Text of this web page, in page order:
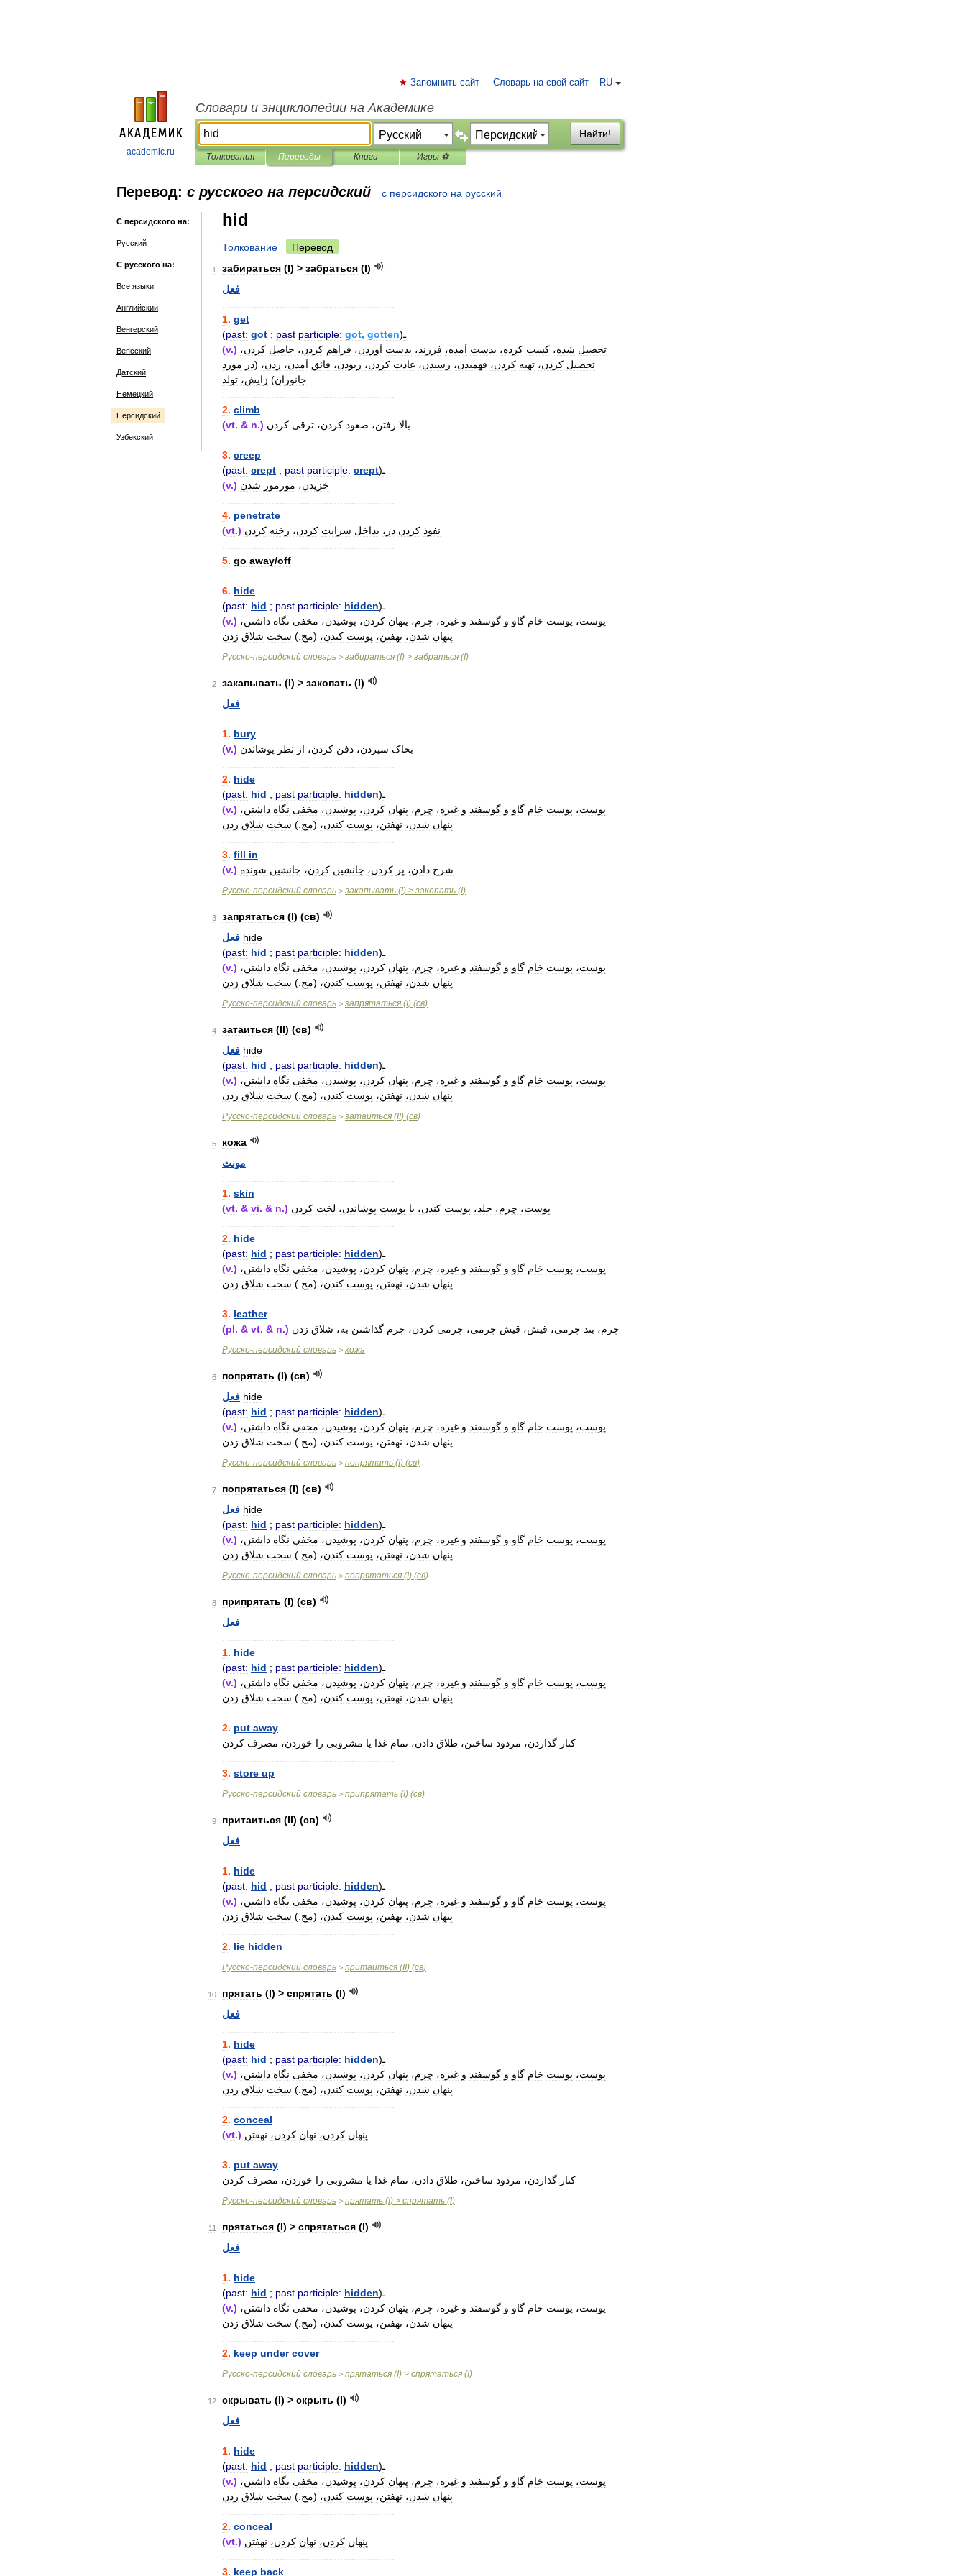
academic.ru
RU
Запомнить сайт Словарь на свой сайт
Словари и энциклопедии на Академике
Найти!
Толкования Переводы Книги Игры ⚽
Перевод: с русского на персидский с персидского на русский
С персидского на:
Русский
С русского на:
Все языки
Английский
Венгерский
Вепсский
Датский
Немецкий
Персидский
Узбекский
hid
Толкование Перевод
1 забираться (I) > забраться (I)
فعل
1. get
(past: got ; past participle: got, gotten)ـ
(v.) تحصیل شده، کسب کرده، بدست آمده، فرزند، بدست آوردن، فراهم کردن، حاصل کردن،
تحصیل کردن، تهیه کردن، فهمیدن، رسیدن، عادت کردن، ربودن، فائق آمدن، زدن، (در مورد
جانوران) زایش، تولد
2. climb
(vt. & n.) بالا رفتن، صعود کردن، ترقی کردن
3. creep
(past: crept ; past participle: crept)ـ
(v.) خزیدن، مورمور شدن
4. penetrate
(vt.) نفوذ کردن در، بداخل سرایت کردن، رخنه کردن
5. go away/off
6. hide
(past: hid ; past participle: hidden)ـ
(v.) پوست، پوست خام گاو و گوسفند و غیره، چرم، پنهان کردن، پوشیدن، مخفی نگاه داشتن،
پنهان شدن، نهفتن، پوست کندن، (مج .) سخت شلاق زدن
Русско-персидский словарь > забираться (I) > забраться (I)
2 закапывать (I) > закопать (I)
فعل
1. bury
(v.) بخاک سپردن، دفن کردن، از نظر پوشاندن
2. hide
(past: hid ; past participle: hidden)ـ
(v.) پوست، پوست خام گاو و گوسفند و غیره، چرم، پنهان کردن، پوشیدن، مخفی نگاه داشتن،
پنهان شدن، نهفتن، پوست کندن، (مج .) سخت شلاق زدن
3. fill in
(v.) شرح دادن، پر کردن، جانشین کردن، جانشین شونده
Русско-персидский словарь > закапывать (I) > закопать (I)
3 запрятаться (I) (св)
فعل hide
(past: hid ; past participle: hidden)ـ
(v.) پوست، پوست خام گاو و گوسفند و غیره، چرم، پنهان کردن، پوشیدن، مخفی نگاه داشتن،
پنهان شدن، نهفتن، پوست کندن، (مج .) سخت شلاق زدن
Русско-персидский словарь > запрятаться (I) (св)
4 затаиться (II) (св)
فعل hide
(past: hid ; past participle: hidden)ـ
(v.) پوست، پوست خام گاو و گوسفند و غیره، چرم، پنهان کردن، پوشیدن، مخفی نگاه داشتن،
پنهان شدن، نهفتن، پوست کندن، (مج .) سخت شلاق زدن
Русско-персидский словарь > затаиться (II) (св)
5
кожа
مونث
1. skin
(vt. & vi. & n.) پوست، چرم، جلد، پوست کندن، با پوست پوشاندن، لخت کردن
2. hide
(past: hid ; past participle: hidden)ـ
(v.) پوست، پوست خام گاو و گوسفند و غیره، چرم، پنهان کردن، پوشیدن، مخفی نگاه داشتن،
پنهان شدن، نهفتن، پوست کندن، (مج .) سخت شلاق زدن
3. leather
(pl. & vt. & n.) چرم، بند چرمی، قیش، قیش چرمی، چرمی کردن، چرم گذاشتن به، شلاق زدن
Русско-персидский словарь > кожа
6 попрятать (I) (св)
فعل hide
(past: hid ; past participle: hidden)ـ
(v.) پوست، پوست خام گاو و گوسفند و غیره، چرم، پنهان کردن، پوشیدن، مخفی نگاه داشتن،
پنهان شدن، نهفتن، پوست کندن، (مج .) سخت شلاق زدن
Русско-персидский словарь > попрятать (I) (св)
7 попрятаться (I) (св)
فعل hide
(past: hid ; past participle: hidden)ـ
(v.) پوست، پوست خام گاو و گوسفند و غیره، چرم، پنهان کردن، پوشیدن، مخفی نگاه داشتن،
پنهان شدن، نهفتن، پوست کندن، (مج .) سخت شلاق زدن
Русско-персидский словарь > попрятаться (I) (св)
8 припрятать (I) (св)
فعل
1. hide
(past: hid ; past participle: hidden)ـ
(v.) پوست، پوست خام گاو و گوسفند و غیره، چرم، پنهان کردن، پوشیدن، مخفی نگاه داشتن،
پنهان شدن، نهفتن، پوست کندن، (مج .) سخت شلاق زدن
2. put away
کنار گذاردن، مردود ساختن، طلاق دادن، تمام غذا یا مشروبی را خوردن، مصرف کردن
3. store up
Русско-персидский словарь > припрятать (I) (св)
9 притаиться (II) (св)
فعل
1. hide
(past: hid ; past participle: hidden)ـ
(v.) پوست، پوست خام گاو و گوسفند و غیره، چرم، پنهان کردن، پوشیدن، مخفی نگاه داشتن،
پنهان شدن، نهفتن، پوست کندن، (مج .) سخت شلاق زدن
2. lie hidden
Русско-персидский словарь > притаиться (II) (св)
10 прятать (I) > спрятать (I)
فعل
1. hide
(past: hid ; past participle: hidden)ـ
(v.) پوست، پوست خام گاو و گوسفند و غیره، چرم، پنهان کردن، پوشیدن، مخفی نگاه داشتن،
پنهان شدن، نهفتن، پوست کندن، (مج .) سخت شلاق زدن
2. conceal
(vt.) پنهان کردن، نهان کردن، نهفتن
3. put away
کنار گذاردن، مردود ساختن، طلاق دادن، تمام غذا یا مشروبی را خوردن، مصرف کردن
Русско-персидский словарь > прятать (I) > спрятать (I)
11 прятаться (I) > спрятаться (I)
فعل
1. hide
(past: hid ; past participle: hidden)ـ
(v.) پوست، پوست خام گاو و گوسفند و غیره، چرم، پنهان کردن، پوشیدن، مخفی نگاه داشتن،
پنهان شدن، نهفتن، پوست کندن، (مج .) سخت شلاق زدن
2. keep under cover
Русско-персидский словарь > прятаться (I) > спрятаться (I)
12 скрывать (I) > скрыть (I)
فعل
1. hide
(past: hid ; past participle: hidden)ـ
(v.) پوست، پوست خام گاو و گوسفند و غیره، چرم، پنهان کردن، پوشیدن، مخفی نگاه داشتن،
پنهان شدن، نهفتن، پوست کندن، (مج .) سخت شلاق زدن
2. conceal
(vt.) پنهان کردن، نهان کردن، نهفتن
3. keep back